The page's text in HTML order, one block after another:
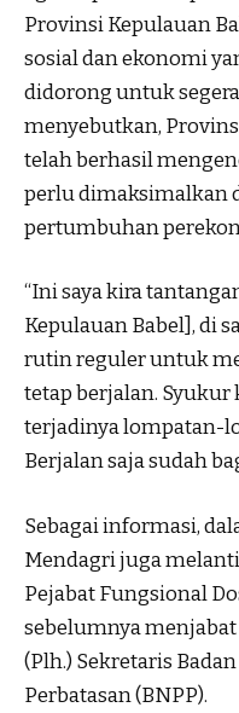
Provinsi Kepulauan
sosial dan ekonomi
didorong untuk
menyebutkan,
telah berhasil
perlu dimaksimalkan
pertumbuhan
“Ini saya kira
Kepulauan Babel], di
rutin reguler untuk
tetap berjalan.
terjadinya lompatan-
Berjalan saja sudah
Sebagai informasi,
Mendagri juga
Pejabat Fungsional
sebelumnya
(Plh.) Sekretaris
Perbatasan (BNPP).